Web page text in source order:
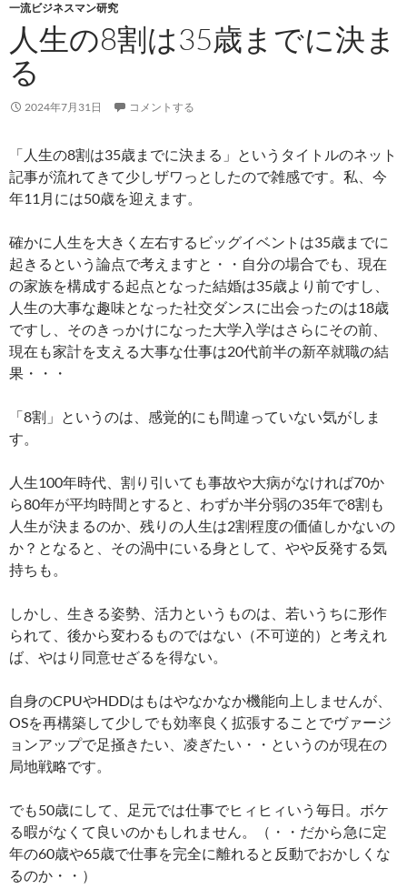
一流ビジネスマン研究
人生の8割は35歳までに決ま
る
2024年7月31日 コメントする
「人生の8割は35歳までに決まる」というタイトルのネット
記事が流れてきて少しザワっとしたので雑感です。私、今
年11月には50歳を迎えます。
確かに人生を大きく左右するビッグイベントは35歳までに
起きるという論点で考えますと・・自分の場合でも、現在
の家族を構成する起点となった結婚は35歳より前ですし、
人生の大事な趣味となった社交ダンスに出会ったのは18歳
ですし、そのきっかけになった大学入学はさらにその前、
現在も家計を支える大事な仕事は20代前半の新卒就職の結
果・・・
「8割」というのは、感覚的にも間違っていない気がしま
す。
人生100年時代、割り引いても事故や大病がなければ70か
ら80年が平均時間とすると、わずか半分弱の35年で8割も
人生が決まるのか、残りの人生は2割程度の価値しかないの
か？となると、その渦中にいる身として、やや反発する気
持ちも。
しかし、生きる姿勢、活力というものは、若いうちに形作
られて、後から変わるものではない（不可逆的）と考えれ
ば、やはり同意せざるを得ない。
自身のCPUやHDDはもはやなかなか機能向上しませんが、
OSを再構築して少しでも効率良く拡張することでヴァージ
ョンアップで足掻きたい、凌ぎたい・・というのが現在の
局地戦略です。
でも50歳にして、足元では仕事でヒィヒィいう毎日。ボケ
る暇がなくて良いのかもしれません。（・・だから急に定
年の60歳や65歳で仕事を完全に離れると反動でおかしくな
るのか・・）